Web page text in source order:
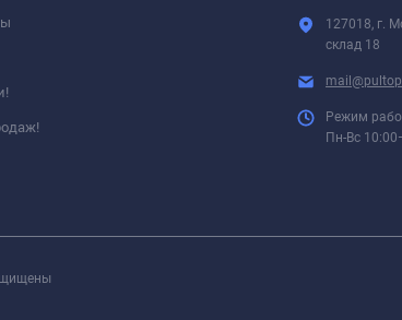
127018, г.
склад 18
Режим
Пн-Вс